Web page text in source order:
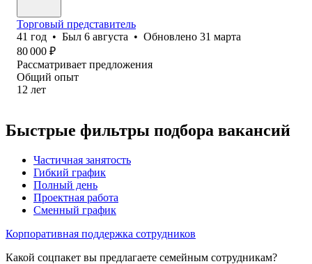
Торговый представитель
41 год • Был 6 августа • Обновлено 31 марта
80 000 ₽
Рассматривает предложения
Общий опыт
12 лет
Быстрые фильтры подбора вакансий
Частичная занятость
Гибкий график
Полный день
Проектная работа
Сменный график
Корпоративная поддержка сотрудников
Какой соцпакет вы предлагаете семейным сотрудникам?